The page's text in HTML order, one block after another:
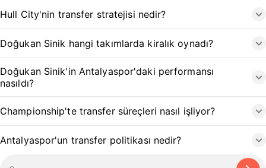
Hull City'nin transfer stratejisi nedir?
Doğukan Sinik hangi takımlarda kiralık oynadı?
Doğukan Sinik'in Antalyaspor'daki performansı
nasıldı?
Championship'te transfer süreçleri nasıl işliyor?
Antalyaspor'un transfer politikası nedir?